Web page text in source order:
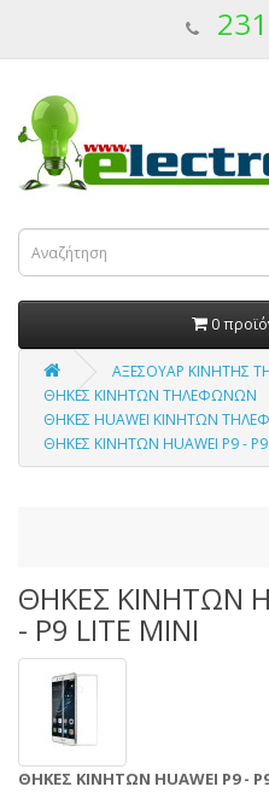
0
ΑΞΕΣΟΥΑΡ ΚΙΝΗΤΗΣ
ΘΗΚΕΣ ΚΙΝΗΤΩΝ ΤΗΛΕΦΩΝΩΝ
ΘΗΚΕΣ HUAWEI ΚΙΝΗΤΩΝ
ΘΗΚΕΣ ΚΙΝΗΤΩΝ HUAWEI P9 - P9
ΘΗΚΕΣ ΚΙΝΗΤΩΝ
- P9 LITE MINI
ΘΗΚΕΣ ΚΙΝΗΤΩΝ HUAWEI P9 - P9